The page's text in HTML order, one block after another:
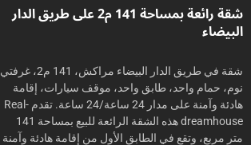
شقة رائعة بمساحة 141 م2 على طريق الدار
البيضاء
شقة في طريق الدار البيضاء مراكش، 141 م2، غرفتي
نوم، حمام واحد، طابق واحد، موقف سيارات، إقامة
هادئة وآمنة على مدار 24 ساعة/24 ساعة. تقدم Real-
dreamhouse هذه الشقة الرائعة للبيع بمساحة 141
متر مربع، وتقع في الطابق الأول من إقامة هادئة وآمنة